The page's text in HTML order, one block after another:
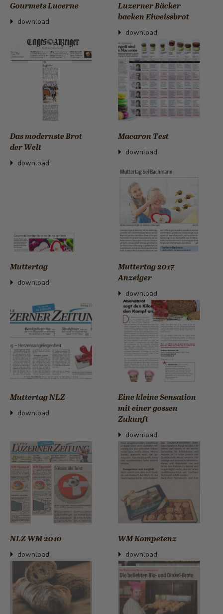
Gourmets Lucerne
download
Luzerner Bäcker
backen Eiweissbrot
download
Das modernste Brot
der Welt
download
Macaron Test
download
Muttertag
download
Muttertag 2017
Anzeiger
download
Muttertag NLZ
download
Eine kleine Sensation
mit einer gossen
Zukunft
download
NLZ WM 2010
download
WM Kompetenz
download